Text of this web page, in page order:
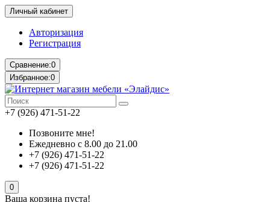
Личный кабинет
Авторизация
Регистрация
Сравнение:0
Избранное:0
+7 (926) 471-51-22
Позвоните мне!
Ежедневно с 8.00 до 21.00
+7 (926) 471-51-22
+7 (926) 471-51-22
0
Ваша корзина пуста!